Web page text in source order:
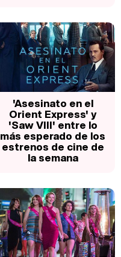
'Asesinato en el
Orient Express' y
'Saw VIII' entre lo
más esperado de los
estrenos de cine de
la semana